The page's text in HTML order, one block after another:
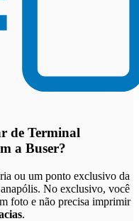
de Terminal
a Buser?
ou um ponto exclusivo da
No exclusivo, você
foto e não precisa imprimir
.